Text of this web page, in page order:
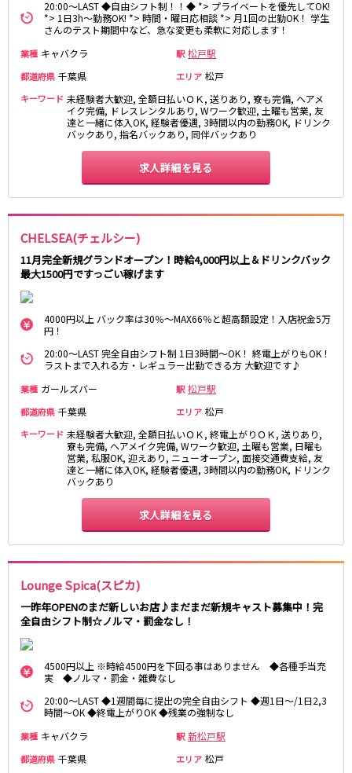
20:00～LAST ◆自由シフト制！！◆ *> プライベートを優先してOK!
*> 1日3h～勤務OK! *> 時間・曜日応相談 *> 月1回の出勤OK！ 学生
さんのテスト期間中など、急な変更も柔軟に対応します！
業種 キャバクラ 駅 松戸駅
都道府県 千葉県 エリア 松戸
キーワード 未経験者大歓迎, 全額日払いＯＫ, 送りあり, 寮も完備, ヘアメ
イク完備, ドレスレンタルあり, Wワーク歓迎, 土曜も営業, 友
達と一緒に体入OK, 経験者優遇, 3時間以内の勤務OK, ドリンク
バックあり, 指名バックあり, 同伴バックあり
求人詳細を見る
CHELSEA(チェルシー)
11月完全新規グランドオープン！時給4,000円以上＆ドリンクバック
最大1500円ですっごい稼げます
4000円以上 バック率は30％～MAX66％と超高額設定！入店祝金5万
円！
20:00～LAST 完全自由シフト制 1日3時間～OK！ 終電上がりもOK！
ラストまで入れる方・レギュラー出勤できる方 大歓迎です♪
業種 ガールズバー 駅 松戸駅
都道府県 千葉県 エリア 松戸
キーワード 未経験者大歓迎, 全額日払いＯＫ, 終電上がりＯＫ, 送りあり,
寮も完備, ヘアメイク完備, Wワーク歓迎, 土曜も営業, 日曜も
営業, 私服OK, 迎えあり, ニューオープン, 面接交通費支給, 友
達と一緒に体入OK, 経験者優遇, 3時間以内の勤務OK, ドリンク
バックあり
求人詳細を見る
Lounge Spica(スピカ)
一昨年OPENのまだ新しいお店♪まだまだ新規キャスト募集中！完
全自由シフト制☆ノルマ・罰金なし！
4500円以上 ※時給4500円を下回る事はありません ◆各種手当充
実 ◆ノルマ・罰金・雑費なし
20:00～LAST ◆1週間毎に提出の完全自由シフト ◆週1日～/1日2,3
時間～OK ◆終電上がりOK ◆残業の強制なし
業種 キャバクラ 駅 新松戸駅
都道府県 千葉県 エリア 松戸
高田馬場駅
航空公園駅
新井薬師前駅
JR根岸線
関内駅
横浜駅
桜木町駅
大船駅
西武池袋線
練馬駅
清瀬駅
飯能駅
大泉学園駅
保谷駅
石神井公園駅
JR横浜線
町田駅
八王子駅
相模原駅
橋本駅
新横浜駅
淵野辺駅
成瀬駅
古淵駅
菊名駅
東急田園都市線
溝の口駅
三軒茶屋駅
鷺沼駅
二子玉川駅
宮前平駅
桜新町駅
三軒茶屋駅
西太子堂駅
下高井戸駅
宮の坂駅
松原駅
JR南武線